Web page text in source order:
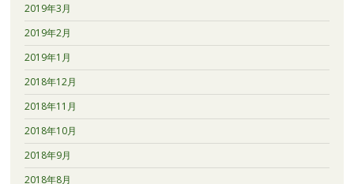
2019年3月
2019年2月
2019年1月
2018年12月
2018年11月
2018年10月
2018年9月
2018年8月